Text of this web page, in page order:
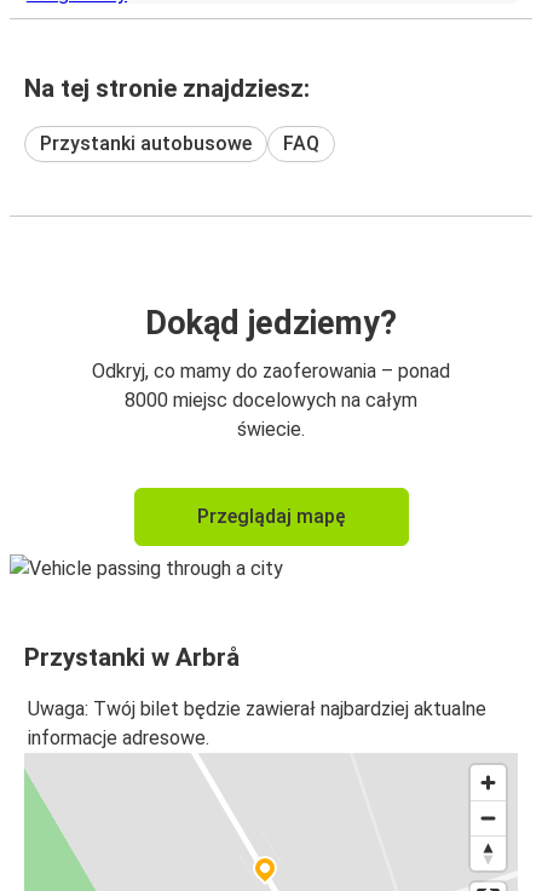
Na tej stronie znajdziesz:
Przystanki autobusowe FAQ
Dokąd jedziemy?
Odkryj, co mamy do zaoferowania – ponad
8000 miejsc docelowych na całym
świecie.
Przeglądaj mapę
Przystanki w Arbrå
Uwaga: Twój bilet będzie zawierał najbardziej aktualne
informacje adresowe.